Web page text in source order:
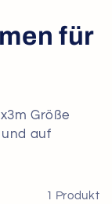
für
Größe
und auf
1 Produkt